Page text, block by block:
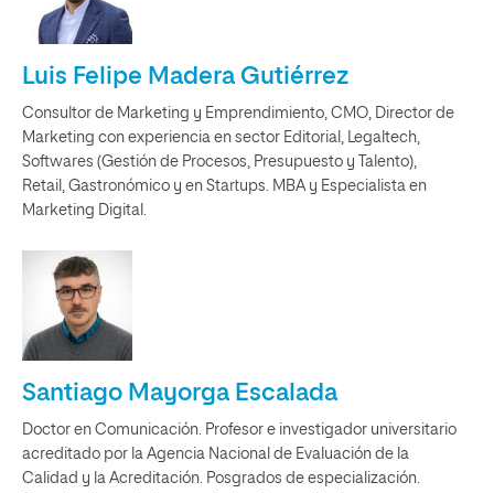
Luis Felipe Madera Gutiérrez
Consultor de Marketing y Emprendimiento, CMO, Director de
Marketing con experiencia en sector Editorial, Legaltech,
Softwares (Gestión de Procesos, Presupuesto y Talento),
Retail, Gastronómico y en Startups. MBA y Especialista en
Marketing Digital.
Santiago Mayorga Escalada
Doctor en Comunicación. Profesor e investigador universitario
acreditado por la Agencia Nacional de Evaluación de la
Calidad y la Acreditación. Posgrados de especialización.